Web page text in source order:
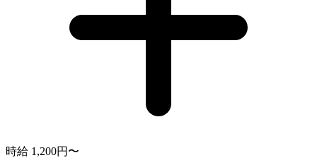
時給 1,200円〜